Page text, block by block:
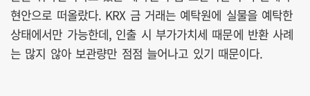
현안으로 떠올랐다. KRX 금 거래는 예탁원에 실물을 예탁한
상태에서만 가능한데, 인출 시 부가가치세 때문에 반환 사례
는 많지 않아 보관량만 점점 늘어나고 있기 때문이다.